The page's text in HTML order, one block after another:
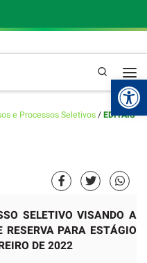
Pesquisa
e Processos Seletivos/EDITAIS
SELETIVO VISANDO A
RESERVA PARA ESTÁGIO
DE 2022